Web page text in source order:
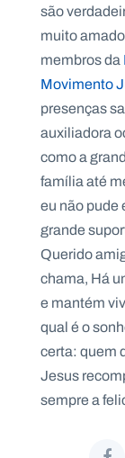
são
muito
membros da
Movimento
presenças
auxiliadora
como a
família até
eu não pude
grande
Querido
chama, Há
e mantém
qual é o
certa: quem
Jesus
sempre a